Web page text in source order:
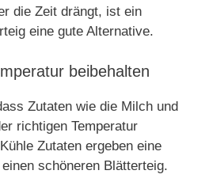
die Zeit drängt, ist ein
eine gute Alternative.
beibehalten
Zutaten wie die Milch und
richtigen Temperatur
Zutaten ergeben eine
schöneren Blätterteig.